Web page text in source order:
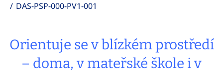
DAS-PSP-000-PV1-001
Orientuje se v blízkém prostředí
– doma, v mateřské škole i v